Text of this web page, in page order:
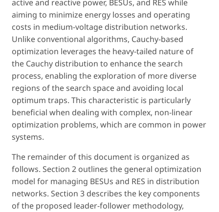
active and reactive power, BESUs, and RES while
aiming to minimize energy losses and operating
costs in medium-voltage distribution networks.
Unlike conventional algorithms, Cauchy-based
optimization leverages the heavy-tailed nature of
the Cauchy distribution to enhance the search
process, enabling the exploration of more diverse
regions of the search space and avoiding local
optimum traps. This characteristic is particularly
beneficial when dealing with complex, non-linear
optimization problems, which are common in power
systems.
The remainder of this document is organized as
follows. Section 2 outlines the general optimization
model for managing BESUs and RES in distribution
networks. Section 3 describes the key components
of the proposed leader-follower methodology,